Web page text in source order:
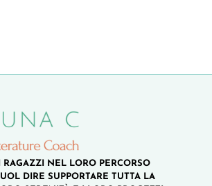
RAGAZZI NEL LORO PERCORSO
DIRE SUPPORTARE TUTTA LA